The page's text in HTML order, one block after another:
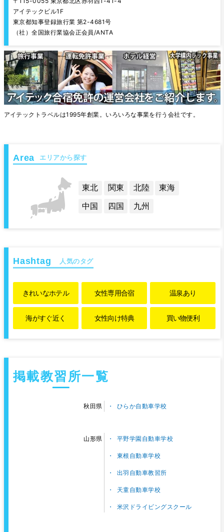
アイテックビル1F
東京都知事登録旅行業 第2-4681号
（社）全国旅行業協会正会員/ANTA
アイテックトラベルは1995年創業。いろいろな事業を行う会社です。
エリアから探す
東北 関東 北陸
東海
中国
四国 九州
人気のタグ
きれいなホテル 女性専用合宿 温泉あり
海がすぐ近く 女性向け特典 買い物便利
掲載教習所一覧
秋田県 ひらか自動車学校
山形県 平野学園自動車学校
東根自動車学校
出羽自動車教習所
天童自動車学校
米沢ドライビングスクール